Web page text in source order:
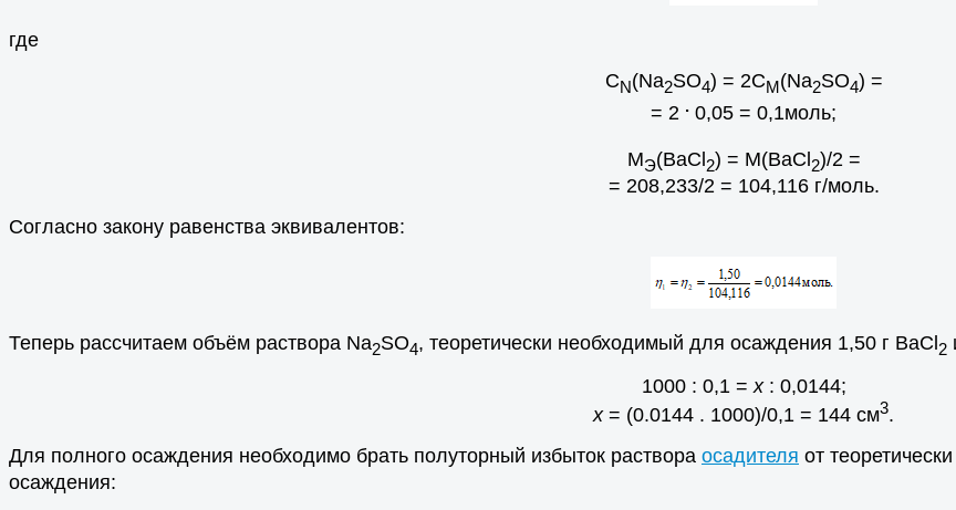
где
СN(Na2SO4) = 2CM(Na2SO4) =
= 2 . 0,05 = 0,1моль;
МЭ(ВаCl2) = М(ВаCl2)/2 =
= 208,233/2 = 104,116 г/моль.
Согласно закону равенства эквивалентов:
Теперь рассчитаем объём раствора Na2SO4, теоретически необходимый для осаждения 1,50 г BaCl2
1000 : 0,1 =х: 0,0144;
х= (0.0144 . 1000)/0,1 = 144 см3.
Для полного осаждения необходимо брать полуторный избыток раствора осадителя от
осаждения: